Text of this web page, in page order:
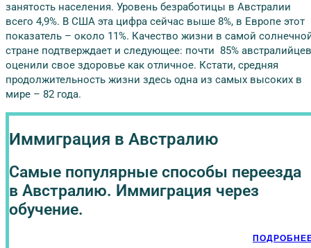
занятость населения. Уровень безработицы в Австралии
всего 4,9%. В США эта цифра сейчас выше 8%, в Европе этот
показатель – около 11%. Качество жизни в самой
стране подтверждает и следующее: почти 85% австралийцев
оценили свое здоровье как отличное. Кстати, средняя
продолжительность жизни здесь одна из самых высоких в
мире – 82 года.
Иммиграция в Австралию
Самые популярные способы переезда
в Австралию. Иммиграция через
обучение.